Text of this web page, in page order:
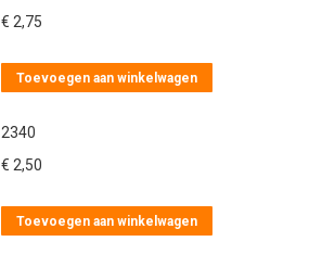
€ 2,75
Toevoegen aan winkelwagen
2340
€ 2,50
Toevoegen aan winkelwagen